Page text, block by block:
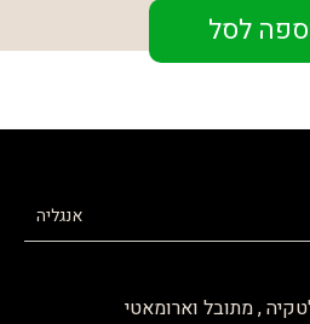
לסל
אנגליה
, מתובל וארומאטי